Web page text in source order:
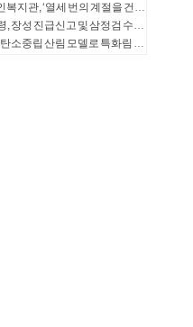
평택북부노인복지관, ‘열세 번의 계절을 건너, 다시 따뜻한 한 끼로’ 송탄농협의 13년의 동행
이재명 대통령, 장성 진급신고 및 삼정검 수치수여
해남 만대산, 탄소중립 산림 모델로 특화림 조성